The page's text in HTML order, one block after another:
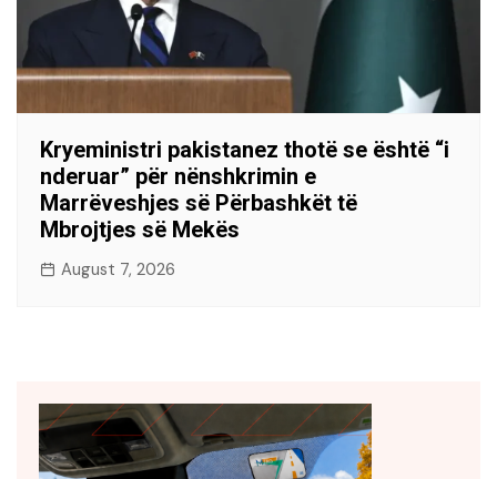
Kryeministri pakistanez thotë se është “i
nderuar” për nënshkrimin e
Marrëveshjes së Përbashkët të
Mbrojtjes së Mekës
August 7, 2026